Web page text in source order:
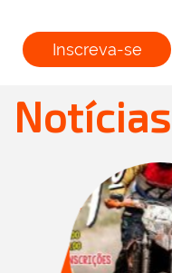
Inscreva-se
Notícias